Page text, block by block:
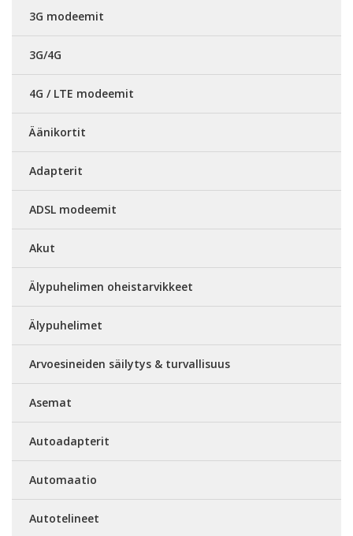
3G modeemit
3G/4G
4G / LTE modeemit
Äänikortit
Adapterit
ADSL modeemit
Akut
Älypuhelimen oheistarvikkeet
Älypuhelimet
Arvoesineiden säilytys & turvallisuus
Asemat
Autoadapterit
Automaatio
Autotelineet